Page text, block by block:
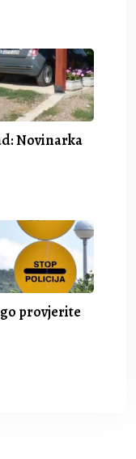
Novinarka
provjerite